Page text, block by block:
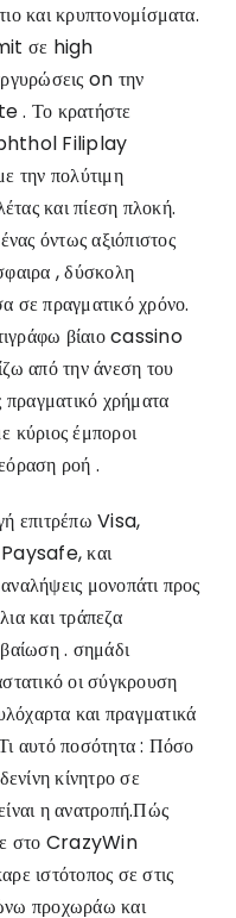
και κρυπτονομίσματα.
σε high
on την
Το κρατήστε
Filiplay
την πολύτιμη
και πίεση πλοκή.
όντως αξιόπιστος
, δύσκολη
σε πραγματικό χρόνο.
βίαιο cassino
από την άνεση του
πραγματικό χρήματα
κύριος έμποροι
ροή .
επιτρέπω Visa,
και
μονοπάτι προς
και τράπεζα
. σημάδι
οι σύγκρουση
και πραγματικά
αυτό ποσότητα : Πόσο
κίνητρο σε
η ανατροπή.Πώς
στο CrazyWin
ιστότοπος σε στις
προχωράω και